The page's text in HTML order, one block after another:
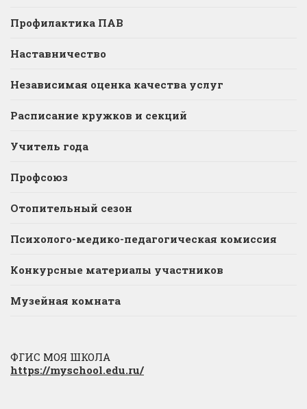
Профилактика ПАВ
Наставничество
Независимая оценка качества услуг
Расписание кружков и секций
Учитель года
Профсоюз
Отопительный сезон
Психолого-медико-педагогическая комиссия
Конкурсные материалы участников
Музейная комната
ФГИС МОЯ ШКОЛА
https://myschool.edu.ru/